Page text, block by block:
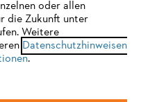
nicht unterstützen. Für
wir Ihnen, zu
oder allen
die Zukunft unter
Weitere
Datenschutzhinweisen
.